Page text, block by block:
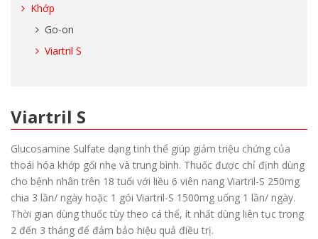
Khớp
Go-on
Viartril S
Viartril S
Glucosamine Sulfate dạng tinh thể giúp giảm triệu chứng của
thoái hóa khớp gối nhẹ và trung bình. Thuốc được chỉ định dùng
cho bệnh nhân trên 18 tuổi với liều 6 viên nang Viartril-S 250mg
chia 3 lần/ ngày hoặc 1 gói Viartril-S 1500mg uống 1 lần/ ngày.
Thời gian dùng thuốc tùy theo cá thể, ít nhất dùng liên tục trong
2 đến 3 tháng để đảm bảo hiệu quả điều trị.